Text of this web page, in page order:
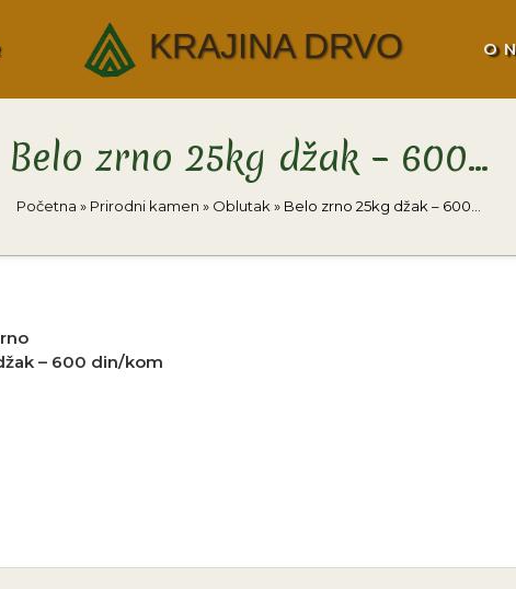
KRAJINA DRVO O
Belo zrno 25kg džak – 600…
Početna » Prirodni kamen » Oblutak » Belo zrno 25kg džak – 600…
– 600 din/kom